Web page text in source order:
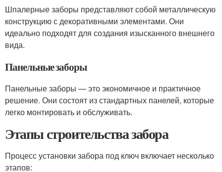
Шпалерные заборы представляют собой металлическую
конструкцию с декоративными элементами. Они
идеально подходят для создания изысканного внешнего
вида.
Панельные заборы
Панельные заборы — это экономичное и практичное
решение. Они состоят из стандартных панелей, которые
легко монтировать и обслуживать.
Этапы строительства забора
Процесс установки забора под ключ включает несколько
этапов: